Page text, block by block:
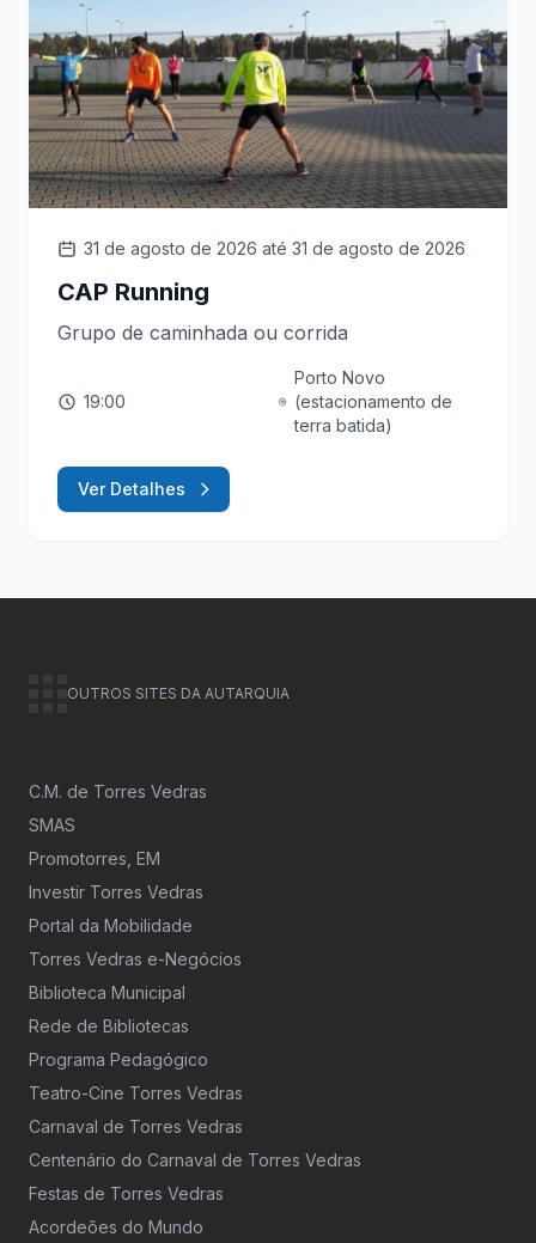
31 de agosto de 2026 até 31 de agosto de 2026
CAP Running
Grupo de caminhada ou corrida
19:00
Porto Novo
(estacionamento de
terra batida)
Ver Detalhes
OUTROS SITES DA AUTARQUIA
C.M. de Torres Vedras
SMAS
Promotorres, EM
Investir Torres Vedras
Portal da Mobilidade
Torres Vedras e-Negócios
Biblioteca Municipal
Rede de Bibliotecas
Programa Pedagógico
Teatro-Cine Torres Vedras
Carnaval de Torres Vedras
Centenário do Carnaval de Torres Vedras
Festas de Torres Vedras
Acordeões do Mundo